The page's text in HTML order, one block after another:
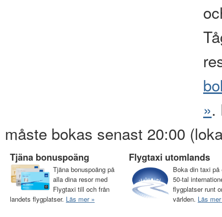
».
måste bokas senast 20:00
Tjäna bonuspoäng
Tjäna bonuspoäng på
alla dina resor med
Flygtaxi till och från
landets flygplatser. Läs mer »
Flygtaxi utomlands
Boka din taxi på
50-tal
flygplatser runt
världen. Läs